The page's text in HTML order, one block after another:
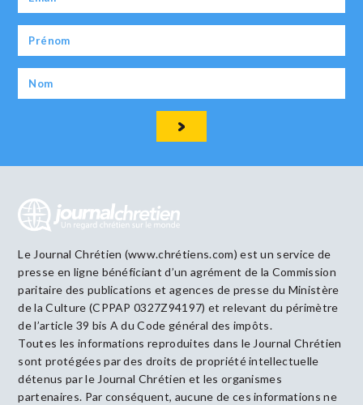
Le Journal Chrétien (www.chrétiens.com) est un service de
presse en ligne bénéficiant d’un agrément de la Commission
paritaire des publications et agences de presse du Ministère
de la Culture (CPPAP 0327Z94197) et relevant du périmètre
de l’article 39 bis A du Code général des impôts.
Toutes les informations reproduites dans le Journal Chrétien
sont protégées par des droits de propriété intellectuelle
détenus par le Journal Chrétien et les organismes
partenaires. Par conséquent, aucune de ces informations ne